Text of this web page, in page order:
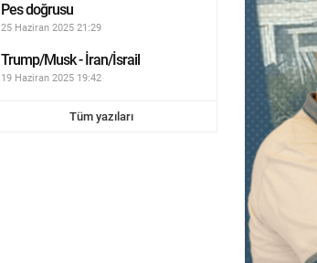
Pes doğrusu
25 Haziran 2025 21:29
Trump/Musk - İran/İsrail
19 Haziran 2025 19:42
Tüm yazıları